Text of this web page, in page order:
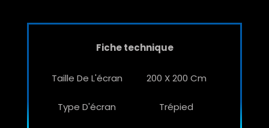
Fiche technique
Taille De L'écran 200 X 200 Cm
Type D'écran Trépied